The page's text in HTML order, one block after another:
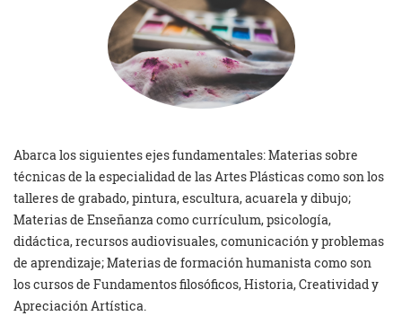
Abarca los siguientes ejes fundamentales: Materias sobre
técnicas de la especialidad de las Artes Plásticas como son los
talleres de grabado, pintura, escultura, acuarela y dibujo;
Materias de Enseñanza como currículum, psicología,
didáctica, recursos audiovisuales, comunicación y problemas
de aprendizaje; Materias de formación humanista como son
los cursos de Fundamentos filosóficos, Historia, Creatividad y
Apreciación Artística.